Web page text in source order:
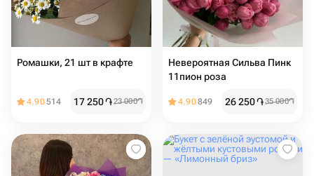
Ромашки, 21 шт в крафте
4.90514 17 250֏23 000֏
Невероятная Сильва Пинк
11пион роза
4.90849 26 250֏35 000֏